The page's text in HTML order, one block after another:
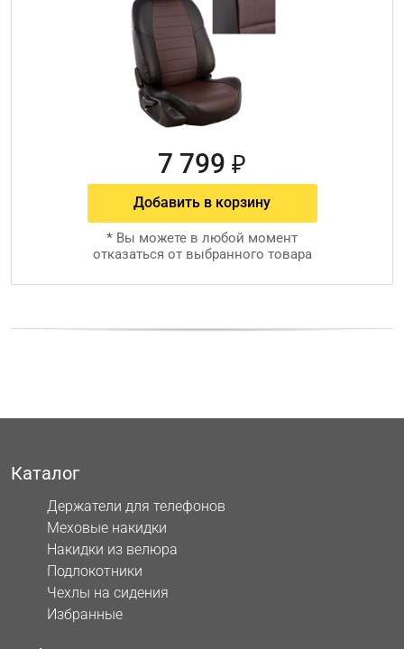
7 799 ₽
Добавить в корзину
* Вы можете в любой момент
отказаться от выбранного товара
Каталог
Держатели для телефонов
Меховые накидки
Накидки из велюра
Подлокотники
Чехлы на сидения
Избранные